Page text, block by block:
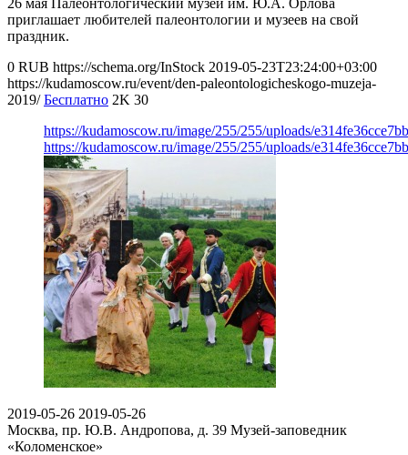
26 мая Палеонтологический музей им. Ю.А. Орлова
приглашает любителей палеонтологии и музеев на свой
праздник.
0 RUB https://schema.org/InStock 2019-05-23T23:24:00+03:00
https://kudamoscow.ru/event/den-paleontologicheskogo-muzeja-
2019/ Бесплатно 2K 30
https://kudamoscow.ru/image/255/255/uploads/
https://kudamoscow.ru/image/255/255/uploads/
2019-05-26 2019-05-26
Москва, пр. Ю.В. Андропова, д. 39 Музей-заповедник
«Коломенское»